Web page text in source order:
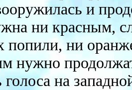
и
ни красным,
попили, ни
нужно
голоса на